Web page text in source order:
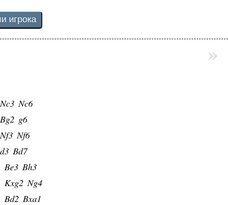
Nc3 Nc6
Bg2 g6
Nf3 Nf6
d3 Bd7
Be3 Bh3
Kxg2 Ng4
Bd2 Bxa1
»